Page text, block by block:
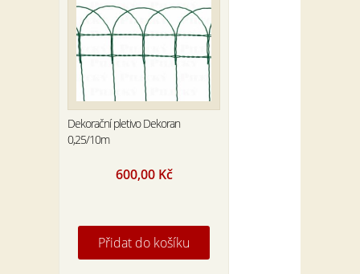
Dekorační pletivo Dekoran
0,25/10m
600,00 Kč
Přidat do košíku